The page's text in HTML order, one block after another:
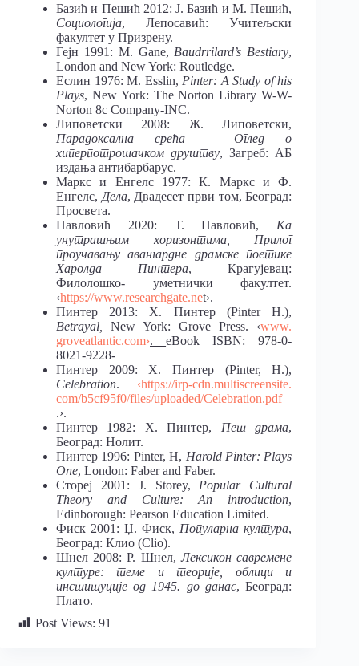
Базић и Пешић 2012: Ј. Базић и М. Пешић,
Социологија, Лепосавић: Учитељски
факултет у Призрену.
Гејн 1991: М. Gane, Baudrrilard’s Bestiary,
London and New York: Routledge.
Еслин 1976: M. Esslin, Pinter: A Study of his
Plays, New York: The Norton Library W-W-
Norton 8c Company-INC.
Липоветски 2008: Ж. Липоветски,
Парадоксална срећа – Оглед о
хиперпотрошачком друштву, Загреб: АБ
издања антибарбарус.
Маркс и Енгелс 1977: К. Маркс и Ф.
Енгелс, Дела, Двадесет први том, Београд:
Просвета.
Павловић 2020: Т. Павловић, Ка
унутрашњим хоризонтима, Прилог
проучавању авангардне драмске поетике
Харолда Пинтера, Крагујевац:
Филолошко- уметнички факултет.
‹https://www.researchgate.net›.
Пинтер 2013: Х. Пинтер (Pinter H.),
Betrayal,New York: Grove Press. ‹www.
groveatlantic.com›.eBook ISBN: 978-0-
8021-9228-
Пинтер 2009: Х. Пинтер (Pinter, H.),
Celebration. ‹https://irp-cdn.multiscreensite.
com/b5cf95f0/files/uploaded/Celebration.pdf
.›.
Пинтер 1982: Х. Пинтер, Пет драма,
Београд: Нолит.
Пинтер 1996: Pinter, H, Harold Pinter: Plays
One, London: Faber and Faber.
Стореј 2001: J. Storey, Popular Cultural
Theory and Culture: An introduction,
Edinborough: Pearson Education Limited.
Фиск 2001: Џ. Фиск, Популарна култура,
Београд: Клио (Clio).
Шнел 2008: Р. Шнел,Лексикон савремене
културе: теме и теорије, облици и
институције од 1945. до данас, Београд:
Плато.
Post Views: 91